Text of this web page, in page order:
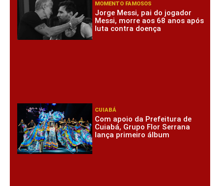
MOMENTO FAMOSOS
Jorge Messi, pai do jogador
Messi, morre aos 68 anos após
luta contra doença
CUIABÁ
Com apoio da Prefeitura de
Cuiabá, Grupo Flor Serrana
lança primeiro álbum